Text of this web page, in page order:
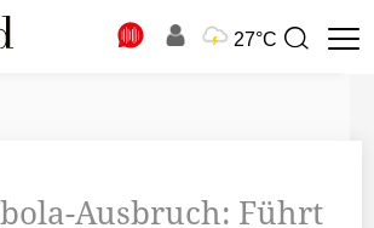
27°C
Suchbegriff
Ausbruch: Führt